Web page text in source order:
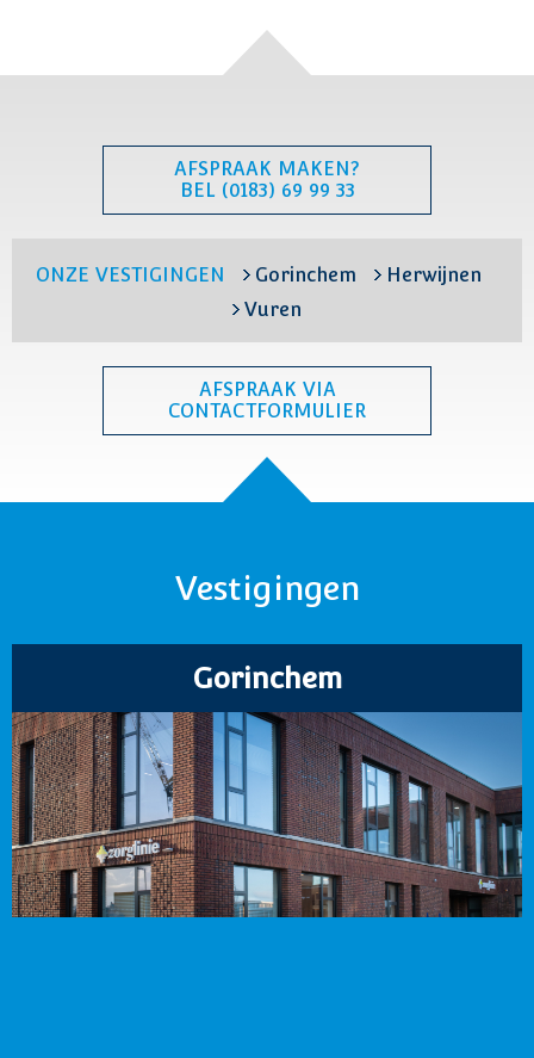
AFSPRAAK MAKEN?
BEL (0183) 69 99 33
ONZE VESTIGINGEN Gorinchem
Herwijnen
Vuren
AFSPRAAK VIA
CONTACTFORMULIER
Vestigingen
Gorinchem